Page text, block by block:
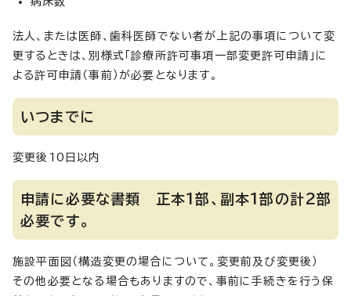
法人、または医師、歯科医師でない者が上記の事項について変
更するときは、別様式「診療所許可事項一部変更許可申請」に
よる許可申請（事前）が必要となります。
いつまでに
変更後10日以内
申請に必要な書類 正本1部、副本1部の計2部
必要です。
施設平面図（構造変更の場合について。変更前及び変更後）
その他必要となる場合もありますので、事前に手続きを行う保